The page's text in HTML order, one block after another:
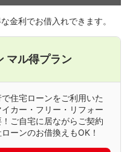
金利でお借入れできます。
マル得プラン
住宅ローンをご利用いた
カー・フリー・リフォー
ご自宅に居ながらご契約
ーンのお借換えもOK！